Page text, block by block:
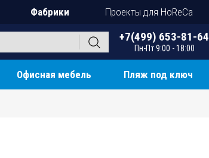
Фабрики Проекты для HoReCa
+7(499) 653-81-64
Пн-Пт 9:00 - 18:00
Офисная мебель Пляж под ключ